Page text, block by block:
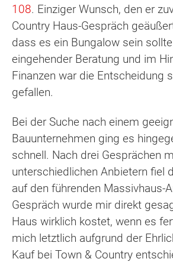
108. Einziger Wunsch, den er
Country Haus-Gespräch
dass es ein Bungalow sein
eingehender Beratung und im
Finanzen war die Entscheidung
gefallen.
Bei der Suche nach einem
Bauunternehmen ging es
schnell. Nach drei Gesprächen
unterschiedlichen Anbietern fiel
auf den führenden Massivhaus-
Gespräch wurde mir direkt
Haus wirklich kostet, wenn es
mich letztlich aufgrund der
Kauf bei Town & Country